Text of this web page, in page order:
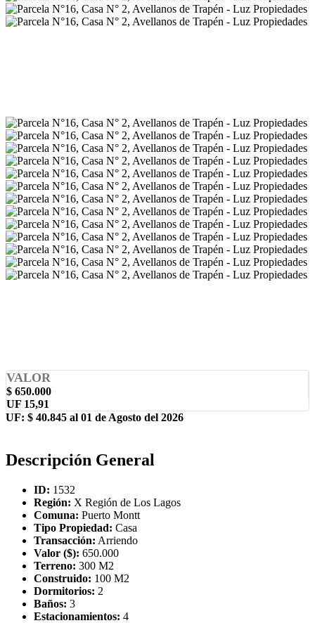
VALOR
$ 650.000
UF 15,91
UF: $ 40.845 al 01 de Agosto del 2026
Descripción General
ID: 1532
Región: X Región de Los Lagos
Comuna: Puerto Montt
Tipo Propiedad: Casa
Transacción: Arriendo
Valor ($): 650.000
Terreno: 300 M2
Construido: 100 M2
Dormitorios: 2
Baños: 3
Estacionamientos: 4